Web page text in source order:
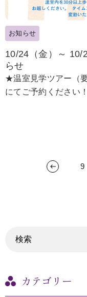
お知らせ
10/24（金）～ 10/
らせ
★温室見学ツアー（
にてご予約ください
9
カテゴリー